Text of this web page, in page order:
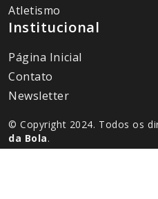
Atletismo
Institucional
Página Inicial
Contato
Newsletter
© Copyright 2024. Todos os
da Bola.